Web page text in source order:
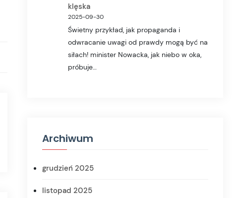
klęska
2025-09-30
Świetny przykład, jak propaganda i
odwracanie uwagi od prawdy mogą być na
siłach! minister Nowacka, jak niebo w oka,
próbuje…
Archiwum
grudzień 2025
listopad 2025